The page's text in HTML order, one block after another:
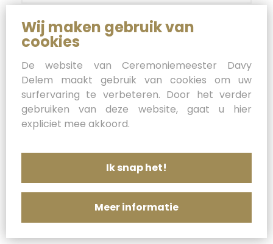
Paswoord vergeten?
Wij maken gebruik van
cookies
De website van Ceremoniemeester Davy
Delem maakt gebruik van cookies om uw
surfervaring te verbeteren. Door het verder
gebruiken van deze website, gaat u hier
expliciet mee akkoord.
Ik snap het!
Meer informatie